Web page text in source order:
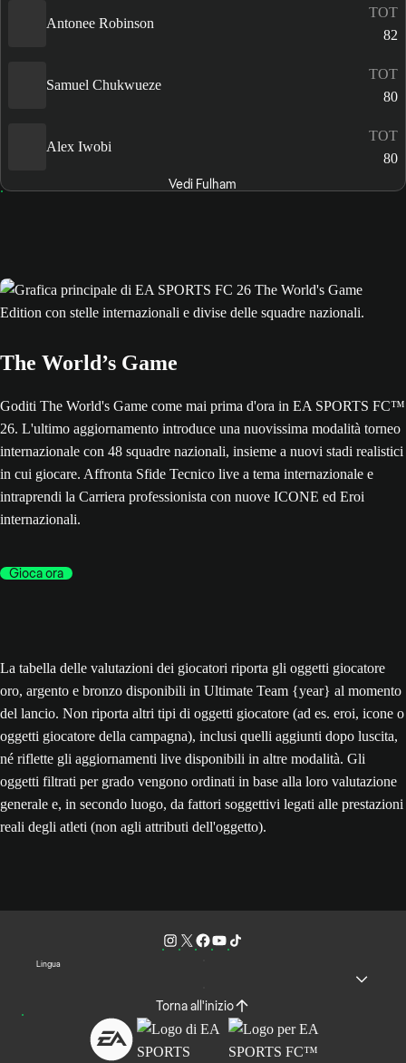
Antonee Robinson
TOT
82
Samuel Chukwueze
TOT
80
Alex Iwobi
TOT
80
Vedi Fulham
The World’s Game
Goditi The World's Game come mai prima d'ora in EA SPORTS FC™
26. L'ultimo aggiornamento introduce una nuovissima modalità torneo
internazionale con 48 squadre nazionali, insieme a nuovi stadi realistici
in cui giocare. Affronta Sfide Tecnico live a tema internazionale e
intraprendi la Carriera professionista con nuove ICONE ed Eroi
internazionali.
Gioca ora
La tabella delle valutazioni dei giocatori riporta gli oggetti giocatore
oro, argento e bronzo disponibili in Ultimate Team {year} al momento
del lancio. Non riporta altri tipi di oggetti giocatore (ad es. eroi, icone o
oggetti giocatore della campagna), inclusi quelli aggiunti dopo luscita,
né riflette gli aggiornamenti live disponibili in altre modalità. Gli
oggetti filtrati per grado vengono ordinati in base alla loro valutazione
generale e, in secondo luogo, da fattori soggettivi legati alle prestazioni
reali degli atleti (non agli attributi dell'oggetto).
Lingua
Torna all'inizio